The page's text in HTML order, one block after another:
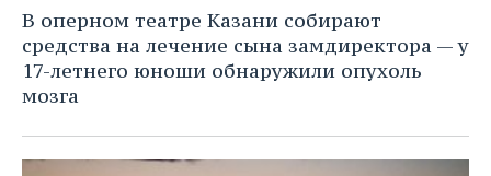
НЕФТЕХИМИЯ
НЕФТЬ
ОПК
ЭНЕРГЕТИКА
РОЗНИЧНАЯ ТОРГОВЛЯ
ТРАНСПОРТ
УСЛУГИ
НОВОСТИ ТЕХНОЛОГИЙ
IT
МЕДИА
МЕРОПРИЯТИЯ
НОВОСТИ МЕРОПРИЯТИЙ
ВЫЕЗДНАЯ РЕДАКЦИЯ
СПОРТ
НОВОСТИ СПОРТА
ОБЩЕСТВО
В оперном театре Казани собирают
средства на лечение сына замдиректора — у
17-летнего юноши обнаружили опухоль
мозга